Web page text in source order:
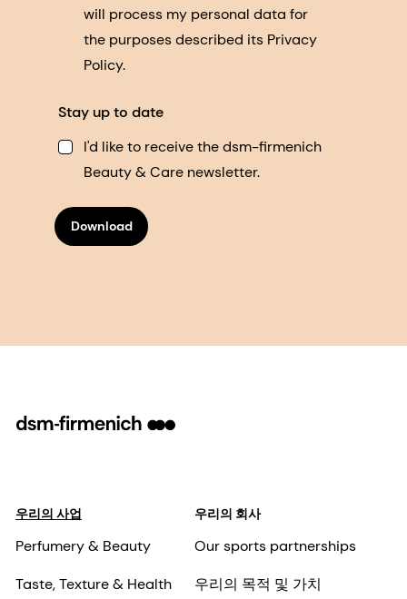
will process my personal data for
the purposes described its Privacy
Policy.
Stay up to date
I'd like to receive the dsm-firmenich
Beauty & Care newsletter.
Download
우리의 사업
Perfumery & Beauty
Taste, Texture & Health
우리의 회사
Our sports partnerships
우리의 목적 및 가치